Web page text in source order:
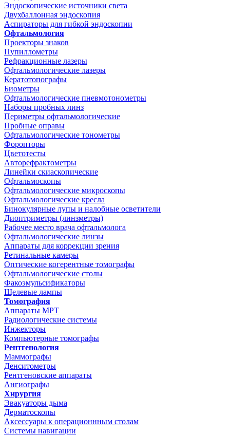
Эндоскопические источники света
Двухбаллонная эндоскопия
Аспираторы для гибкой эндоскопии
Офтальмология
Проекторы знаков
Пупиллометры
Рефракционные лазеры
Офтальмологические лазеры
Кератотопографы
Биометры
Офтальмологические пневмотонометры
Наборы пробных линз
Периметры офтальмологические
Пробные оправы
Офтальмологические тонометры
Форопторы
Цветотесты
Авторефрактометры
Линейки скиаскопические
Офтальмоскопы
Офтальмологические микроскопы
Офтальмологические кресла
Бинокулярные лупы и налобные осветители
Диоптриметры (линзметры)
Рабочее место врача офтальмолога
Офтальмологические линзы
Аппараты для коррекции зрения
Ретинальные камеры
Оптические когерентные томографы
Офтальмологические столы
Факоэмульсификаторы
Щелевые лампы
Томография
Аппараты МРТ
Радиологические системы
Инжекторы
Компьютерные томографы
Рентгенология
Маммографы
Денситометры
Рентгеновские аппараты
Ангиографы
Хирургия
Эвакуаторы дыма
Дерматоскопы
Аксессуары к операционнным столам
Системы навигации